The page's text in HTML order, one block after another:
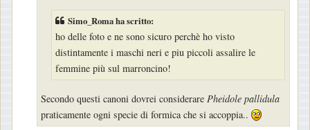
Simo_Roma ha scritto:
ho delle foto e ne sono sicuro perchè ho visto
distintamente i maschi neri e piu piccoli assalire le
femmine più sul marroncino!
Secondo questi canoni dovrei considerare Pheidole pallidula
praticamente ogni specie di formica che si accoppia..